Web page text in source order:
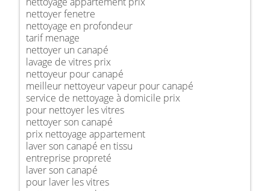
nettoyer fenetre
nettoyage en profondeur
tarif menage
nettoyer un canapé
lavage de vitres prix
nettoyeur pour canapé
meilleur nettoyeur vapeur pour canapé
service de nettoyage à domicile prix
pour nettoyer les vitres
nettoyer son canapé
prix nettoyage appartement
laver son canapé en tissu
entreprise propreté
laver son canapé
pour laver les vitres